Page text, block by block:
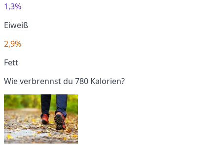
1,3%
Eiweiß
2,9%
Fett
Wie verbrennst du 780 Kalorien?